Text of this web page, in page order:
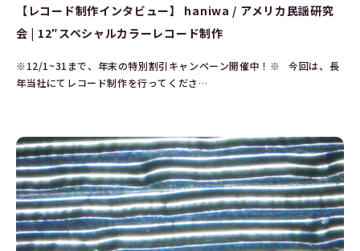
【レコード制作インタビュー】 haniwa / アメリカ民謡研究
会 | 12″スペシャルカラーレコード制作
※12/1~31まで、年末の特別割引キャンペーン開催中！※ 今回は、長
年当社にてレコード制作を行ってくださ…